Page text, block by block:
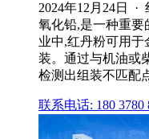
2024年12月24日 ·
氧化铅,是一种重要
业中,红丹粉可用
装。通过与机油或
检测出组装不匹配
联系电话: 180 3780